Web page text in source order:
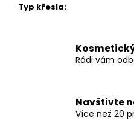
Typ křesla:
Rádi vám
Navštivte
Více než 20